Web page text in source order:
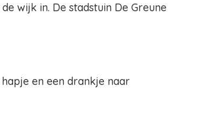
wijk in. De stadstuin De Greune
en een drankje naar